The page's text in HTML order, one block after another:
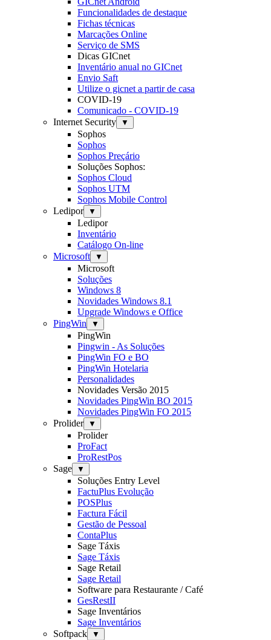
Funcionalidades de destaque
Fichas técnicas
Marcações Online
Serviço de SMS
Dicas GICnet
Inventário anual no GICnet
Envio Saft
Utilize o gicnet a partir de casa
COVID-19
Comunicado - COVID-19
Internet Security
▼
Sophos
Sophos
Sophos Preçário
Soluções Sophos:
Sophos Cloud
Sophos UTM
Sophos Mobile Control
Ledipor
▼
Ledipor
Inventário
Catálogo On-line
Microsoft
▼
Microsoft
Soluções
Windows 8
Novidades Windows 8.1
Upgrade Windows e Office
PingWin
▼
PingWin
Pingwin - As Soluções
PingWin FO e BO
PingWin Hotelaria
Personalidades
Novidades Versão 2015
Novidades PingWin BO 2015
Novidades PingWin FO 2015
Prolider
▼
Prolider
ProFact
ProRestPos
Sage
▼
Soluções Entry Level
FactuPlus Evolução
POSPlus
Factura Fácil
Gestão de Pessoal
ContaPlus
Sage Táxis
Sage Táxis
Sage Retail
Sage Retail
Software para Restaurante / Café
GesRestII
Sage Inventários
Sage Inventários
Softpack
▼